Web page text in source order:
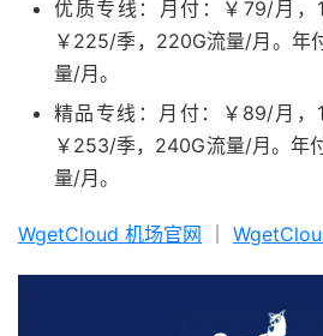
优质专线：月付：￥79/月，
￥225/季，220G流量/月。年
量/月。
精品专线：月付：￥89/月，
￥253/季，240G流量/月。年
量/月。
WgetCloud 机场官网